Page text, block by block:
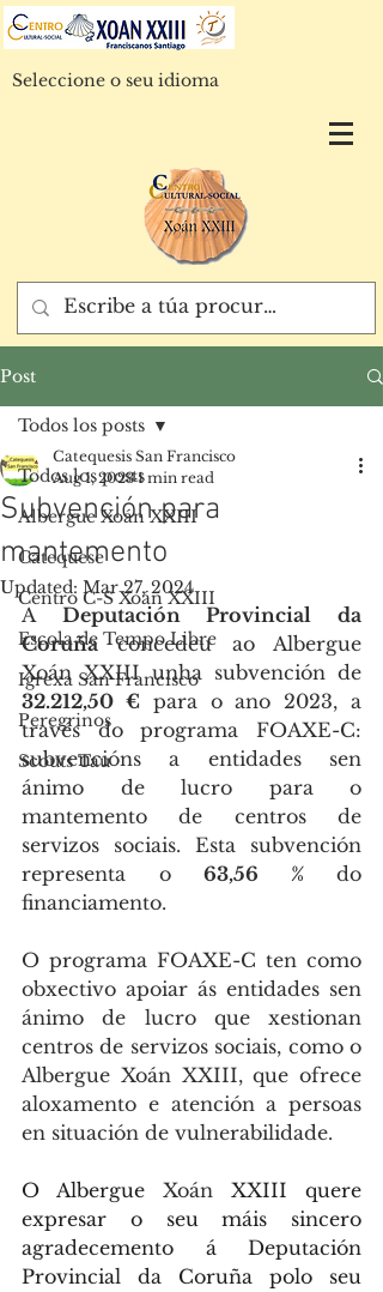
Seleccione o seu idioma
Post
Todos los posts
Albergue Xoán XXIII
Catequese
Centro C-S Xoán XXIII
Escola de Tempo Libre
Igrexa San Francisco
Peregrinos
Scouts Tau
Todos los posts
Subvención para
mantemento
Catequesis San Francisco
Aug 1, 2023 1 min read
Updated: Mar 27, 2024
A Deputación Provincial da
Coruña concedeu ao Albergue
32.212,50 € para o ano 2023, a
través do programa FOAXE-C:
subvencións a entidades sen
ánimo de lucro para o
mantemento de centros de
servizos sociais. Esta subvención
representa o 63,56 % do
financiamento.
O programa FOAXE-C ten como
obxectivo apoiar ás entidades sen
ánimo de lucro que xestionan
centros de servizos sociais, como o
Albergue Xoán XXIII, que ofrece
aloxamento e atención a persoas
en situación de vulnerabilidade.
O Albergue Xoán XXIII quere
expresar o seu máis sincero
agradecemento á Deputación
Provincial da Coruña polo seu